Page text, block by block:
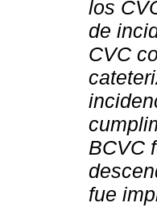
los
de
CVC
BCVC
fue